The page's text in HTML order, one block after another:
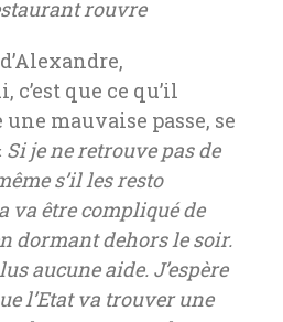
rouvre
c’est que ce qu’il
une mauvaise passe, se
Si je ne retrouve pas de
s’il les resto
va être compliqué de
dormant dehors le soir.
aucune aide. J’espère
l’Etat va trouver une